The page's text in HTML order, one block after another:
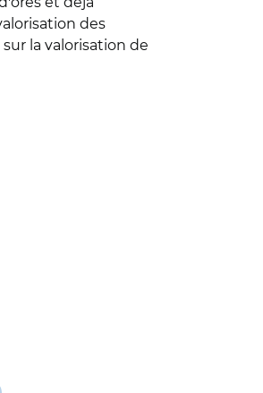
des
la valorisation de